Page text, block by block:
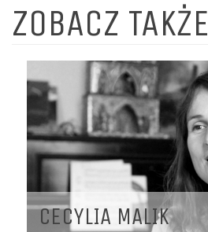
ZOBACZ TAKŻE
CECYLIA MALIK